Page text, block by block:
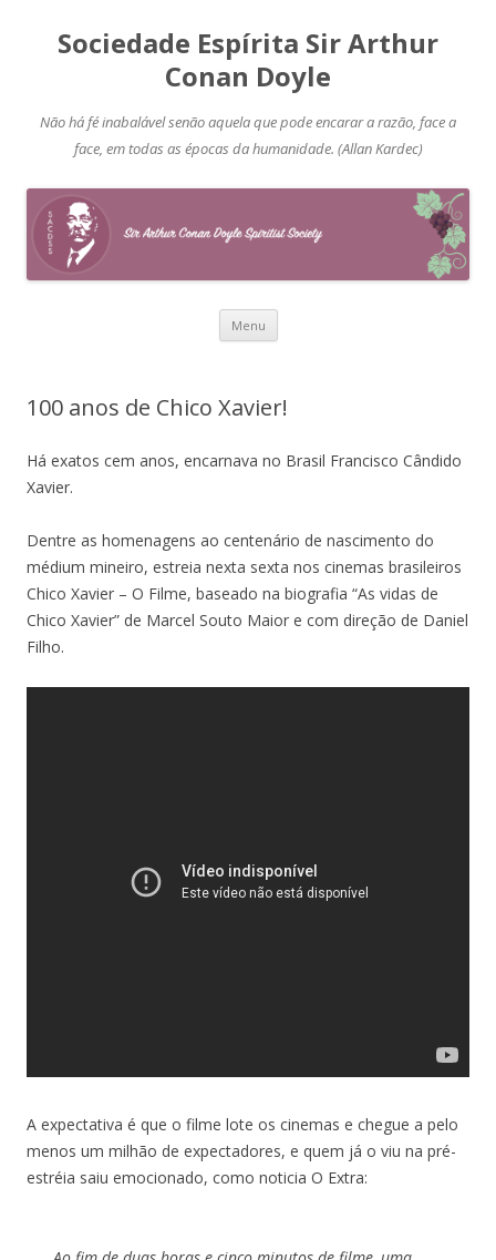
Sociedade Espírita Sir Arthur
Conan Doyle
Não há fé inabalável senão aquela que pode encarar a razão, face a
face, em todas as épocas da humanidade. (Allan Kardec)
Menu Pular
100 anos de Chico Xavier!
Há exatos cem anos, encarnava no Brasil Francisco Cândido
Xavier.
Dentre as homenagens ao centenário de nascimento do
médium mineiro, estreia nexta sexta nos cinemas brasileiros
Chico Xavier – O Filme, baseado na biografia “As vidas de
Chico Xavier” de Marcel Souto Maior e com direção de Daniel
Filho.
A expectativa é que o filme lote os cinemas e chegue a pelo
menos um milhão de expectadores, e quem já o viu na pré-
estréia saiu emocionado, como noticia O Extra: